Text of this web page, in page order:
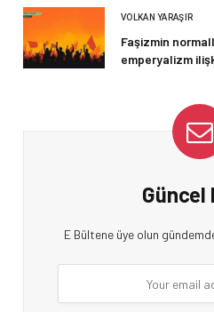
VOLKAN YARAŞIR
Faşizmin
emperyalizm
Güncel
E Bültene üye olun